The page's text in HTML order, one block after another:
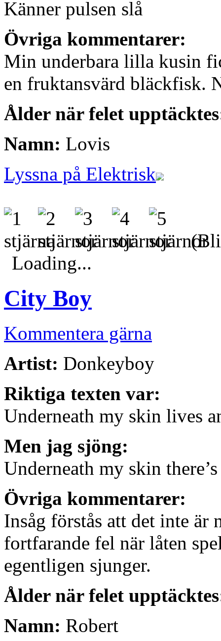
Känner pulsen slå
Övriga kommentarer:
Min underbara lilla kusin
en fruktansvärd bläckfisk.
Ålder när felet
Namn: Lovis
Lyssna på Elektrisk
(Bli
Loading...
City Boy
Kommentera gärna
Artist: Donkeyboy
Riktiga texten var:
Underneath my skin lives
Men jag sjöng:
Underneath my skin
Övriga kommentarer:
Insåg förstås att det inte är
fortfarande fel när låten
egentligen sjunger.
Ålder när felet
Namn: Robert